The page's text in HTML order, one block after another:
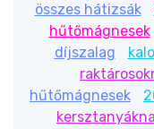
összes hátizsák
hűtőmágnesek
díjszalag
hűtőmágnesek